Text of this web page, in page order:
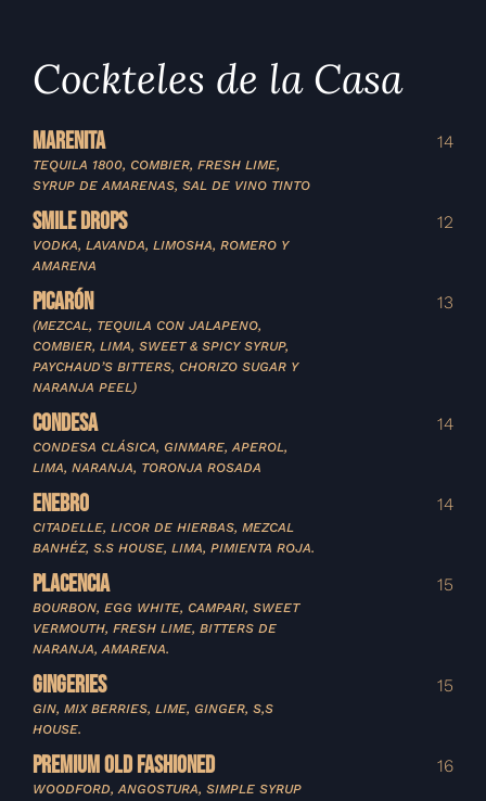
Cockteles de la Casa
MARENITA
TEQUILA 1800, COMBIER, FRESH LIME,
SYRUP DE AMARENAS, SAL DE VINO TINTO
14
SMILE DROPS
VODKA, LAVANDA, LIMOSHA, ROMERO Y
AMARENA
12
PICARÓN
(MEZCAL, TEQUILA CON JALAPENO,
COMBIER, LIMA, SWEET & SPICY SYRUP,
PAYCHAUD’S BITTERS, CHORIZO SUGAR Y
NARANJA PEEL)
13
CONDESA
CONDESA CLÁSICA, GINMARE, APEROL,
LIMA, NARANJA, TORONJA ROSADA
14
ENEBRO
CITADELLE, LICOR DE HIERBAS, MEZCAL
BANHÉZ, S.S HOUSE, LIMA, PIMIENTA ROJA.
14
PLACENCIA
BOURBON, EGG WHITE, CAMPARI, SWEET
VERMOUTH, FRESH LIME, BITTERS DE
NARANJA, AMARENA.
15
GINGERIES
GIN, MIX BERRIES, LIME, GINGER, S,S
HOUSE.
15
PREMIUM OLD FASHIONED
WOODFORD, ANGOSTURA, SIMPLE SYRUP
16